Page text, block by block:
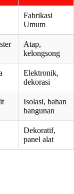
Fabrikasi
Umum
Atap,
kelongsong
Elektronik,
dekorasi
Isolasi, bahan
bangunan
Dekoratif,
panel alat